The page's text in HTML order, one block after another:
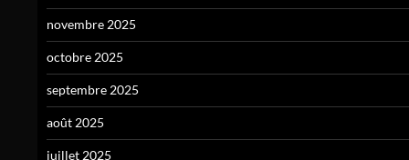
novembre 2025
octobre 2025
septembre 2025
août 2025
juillet 2025